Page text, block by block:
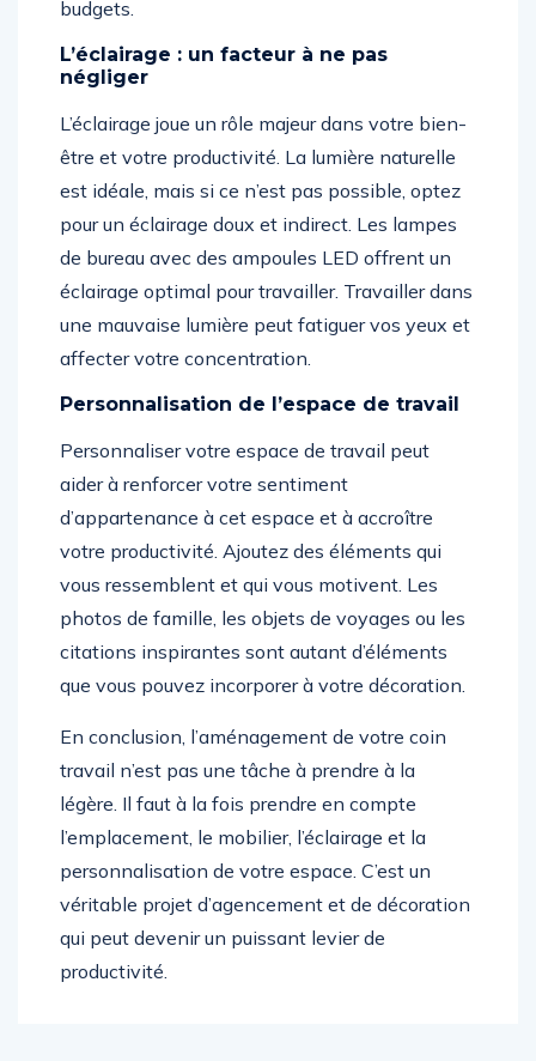
budgets.
L’éclairage : un facteur à ne pas
négliger
L’éclairage joue un rôle majeur dans votre bien-
être et votre productivité. La lumière naturelle
est idéale, mais si ce n’est pas possible, optez
pour un éclairage doux et indirect. Les lampes
de bureau avec des ampoules LED offrent un
éclairage optimal pour travailler. Travailler dans
une mauvaise lumière peut fatiguer vos yeux et
affecter votre concentration.
Personnalisation de l’espace de travail
Personnaliser votre espace de travail peut
aider à renforcer votre sentiment
d’appartenance à cet espace et à accroître
votre productivité. Ajoutez des éléments qui
vous ressemblent et qui vous motivent. Les
photos de famille, les objets de voyages ou les
citations inspirantes sont autant d’éléments
que vous pouvez incorporer à votre décoration.
En conclusion, l’aménagement de votre coin
travail n’est pas une tâche à prendre à la
légère. Il faut à la fois prendre en compte
l’emplacement, le mobilier, l’éclairage et la
personnalisation de votre espace. C’est un
véritable projet d’agencement et de décoration
qui peut devenir un puissant levier de
productivité.